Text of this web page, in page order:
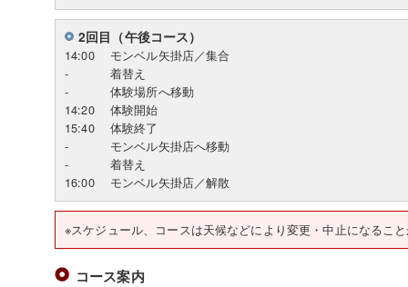
2回目（午後コース）
14:00
モンベル矢掛店／集合
-
着替え
-
体験場所へ移動
14:20
体験開始
15:40
体験終了
-
モンベル矢掛店へ移動
-
着替え
16:00
モンベル矢掛店／解散
※スケジュール、コースは天候などにより変更・中止になるこ
コース案内